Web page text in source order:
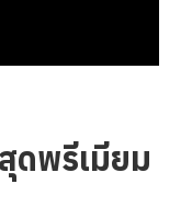
ดพรีเมียม